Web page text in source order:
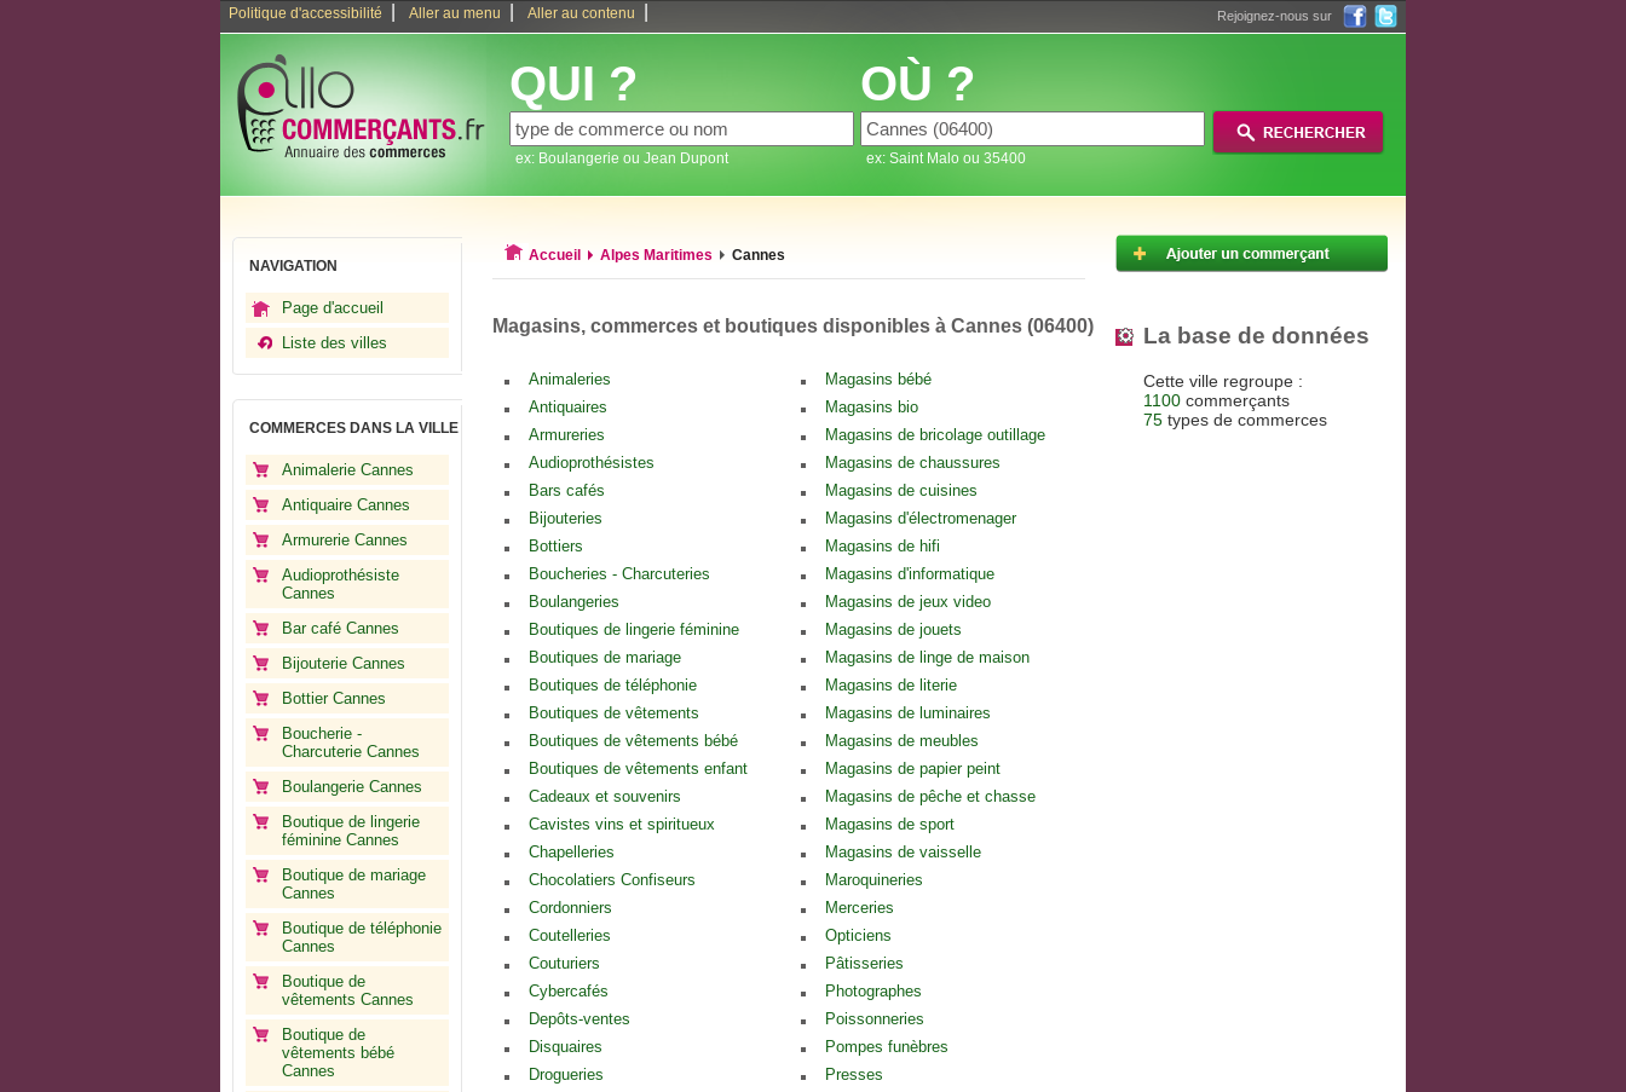
Politique d'accessibilité Aller au menu Aller au contenu Rejoignez-nous sur
QUI ?
ex: Boulangerie ou Jean Dupont
OÙ ?
ex: Saint Malo ou 35400
NAVIGATION
Page d'accueil
Liste des villes
COMMERCES DANS LA VILLE
Animalerie Cannes
Antiquaire Cannes
Armurerie Cannes
Audioprothésiste
Cannes
Bar café Cannes
Bijouterie Cannes
Bottier Cannes
Boucherie -
Charcuterie Cannes
Boulangerie Cannes
Boutique de lingerie
féminine Cannes
Boutique de mariage
Cannes
Boutique de téléphonie
Cannes
Boutique de
vêtements Cannes
Boutique de
vêtements bébé
Cannes
Accueil Alpes Maritimes Cannes
Magasins, commerces et boutiques disponibles à Cannes (06400)
Animaleries
Antiquaires
Armureries
Audioprothésistes
Bars cafés
Bijouteries
Bottiers
Boucheries - Charcuteries
Boulangeries
Boutiques de lingerie féminine
Boutiques de mariage
Boutiques de téléphonie
Boutiques de vêtements
Boutiques de vêtements bébé
Boutiques de vêtements enfant
Cadeaux et souvenirs
Cavistes vins et spiritueux
Chapelleries
Chocolatiers Confiseurs
Cordonniers
Coutelleries
Couturiers
Cybercafés
Depôts-ventes
Disquaires
Drogueries
Magasins bébé
Magasins bio
Magasins de bricolage outillage
Magasins de chaussures
Magasins de cuisines
Magasins d'électromenager
Magasins de hifi
Magasins d'informatique
Magasins de jeux video
Magasins de jouets
Magasins de linge de maison
Magasins de literie
Magasins de luminaires
Magasins de meubles
Magasins de papier peint
Magasins de pêche et chasse
Magasins de sport
Magasins de vaisselle
Maroquineries
Merceries
Opticiens
Pâtisseries
Photographes
Poissonneries
Pompes funèbres
Presses
La base de données
Cette ville regroupe :
1100 commerçants
75 types de commerces